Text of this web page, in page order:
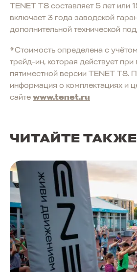
TENET T8 составляет 5 лет или
включает 3 года заводской
дополнительной технической
*Стоимость определена с
трейд-ин, которая действует при
пятиместной версии TENET T8.
информация о комплектациях и
сайте www.tenet.ru
ЧИТАЙТЕ ТАКЖЕ